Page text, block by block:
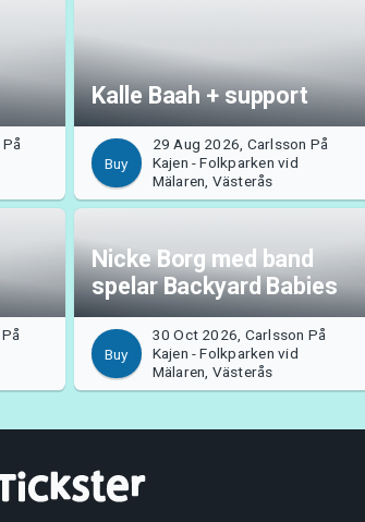
Kalle Baah + support
Buy
29 Aug 2026, Carlsson På
Kajen - Folkparken vid
Mälaren, Västerås
Nicke Borg med band
spelar Backyard Babies
Buy
30 Oct 2026, Carlsson På
Kajen - Folkparken vid
Mälaren, Västerås